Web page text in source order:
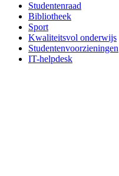
Studentenraad
Bibliotheek
Sport
Kwaliteitsvol onderwijs
Studentenvoorzieningen
IT-helpdesk